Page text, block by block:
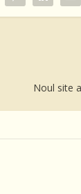
Noul site